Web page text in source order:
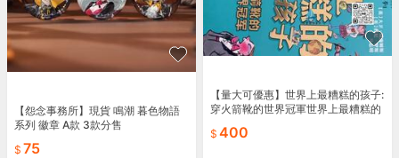
【怨念事務所】現貨 鳴潮 暮色物語
系列 徽章 A款 3款分售
75
【量大可優惠】世界上最糟糕的孩子:
穿火箭靴的世界冠軍世界上最糟糕的
的孩子:屁股上長沙發
400